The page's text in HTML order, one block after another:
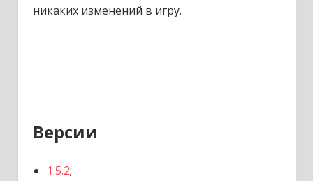
никаких изменений в игру.
Версии
1.5.2;